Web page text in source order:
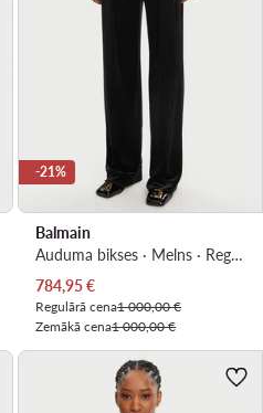
-21%
Balmain
Auduma bikses · Melns · Regular Fit
Pašreizējā cena
784,95€
Regulārā cena1 000,00 €
Zemākā cena1 000,00 €